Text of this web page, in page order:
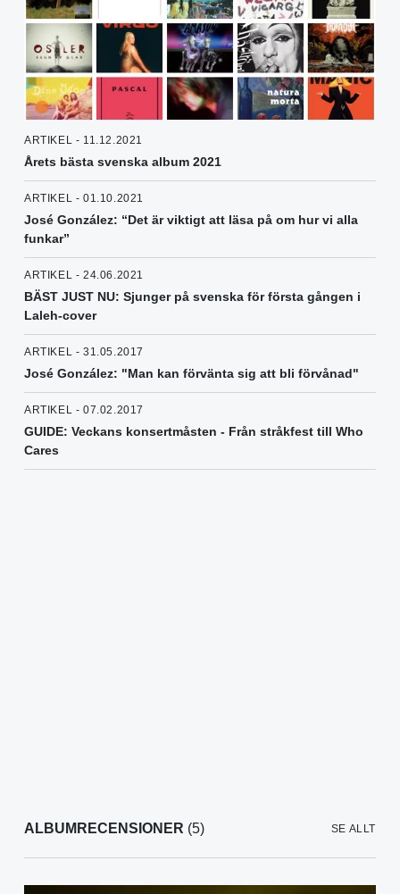
ARTIKEL - 11.12.2021
Årets bästa svenska album 2021
ARTIKEL - 01.10.2021
José González: “Det är viktigt att läsa på om hur vi alla
funkar”
ARTIKEL - 24.06.2021
BÄST JUST NU: Sjunger på svenska för första gången i
Laleh-cover
ARTIKEL - 31.05.2017
José González: "Man kan förvänta sig att bli förvånad"
ARTIKEL - 07.02.2017
GUIDE: Veckans konsertmåsten - Från stråkfest till Who
Cares
ALBUMRECENSIONER (5) SE ALLT